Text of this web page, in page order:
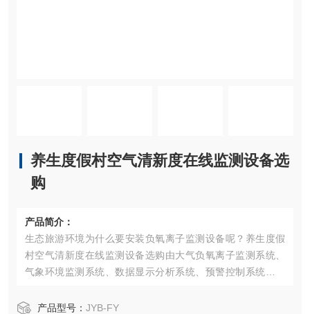
养生度假村空气清新度在线监测设备选
购
产品简介：
生态旅游环境为什么要安装负氧离子监测设备呢？养生度假
村空气清新度在线监测设备选购由大气负氧离子监测系统、
气象环境监测系统、数据显示分析系统、预警控制系统、无
产品型号： JYB-FY